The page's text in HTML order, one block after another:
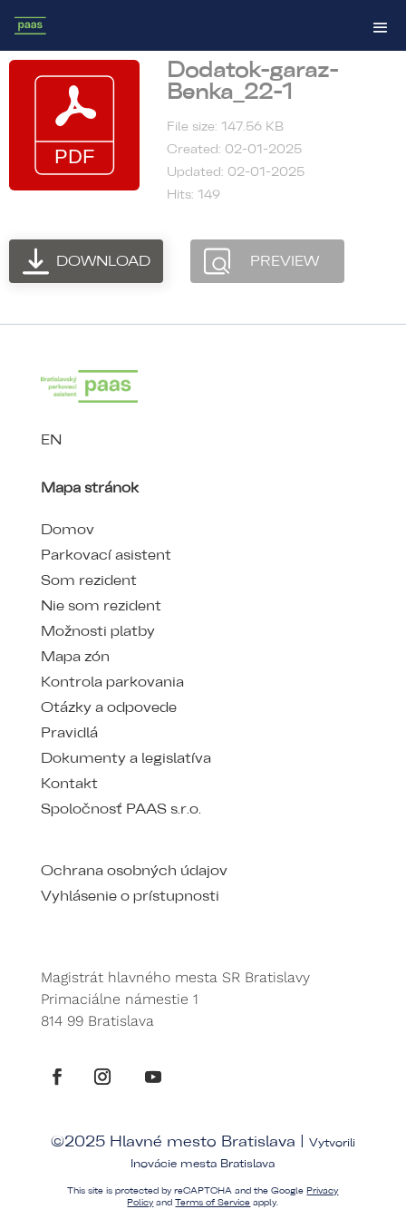
Dodatok-garaz-
Benka_22-1
File size: 147.56 KB
Created: 02-01-2025
Updated: 02-01-2025
Hits: 149
DOWNLOAD PREVIEW
EN
Mapa stránok
Domov
Parkovací asistent
Som rezident
Nie som rezident
Možnosti platby
Mapa zón
Kontrola parkovania
Otázky a odpovede
Pravidlá
Dokumenty a legislatíva
Kontakt
Spoločnosť PAAS s.r.o.
Ochrana osobných údajov
Vyhlásenie o prístupnosti
Magistrát hlavného mesta SR Bratislavy
Primaciálne námestie 1
814 99 Bratislava
©2025 Hlavné mesto Bratislava |
Vytvorili
Inovácie mesta Bratislava
This site is protected by reCAPTCHA and the Google Privacy
Policy andTerms of Service apply.